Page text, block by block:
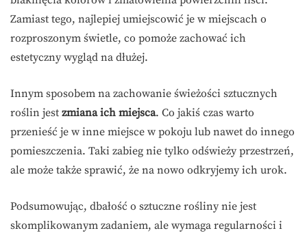
Zamiast tego, najlepiej umiejscowić je w miejscach o
rozproszonym świetle, co pomoże zachować ich
estetyczny wygląd na dłużej.
Innym sposobem na zachowanie świeżości sztucznych
roślin jest zmiana ich miejsca. Co jakiś czas warto
przenieść je w inne miejsce w pokoju lub nawet do innego
pomieszczenia. Taki zabieg nie tylko odświeży przestrzeń,
ale może także sprawić, że na nowo odkryjemy ich urok.
Podsumowując, dbałość o sztuczne rośliny nie jest
skomplikowanym zadaniem, ale wymaga regularności i